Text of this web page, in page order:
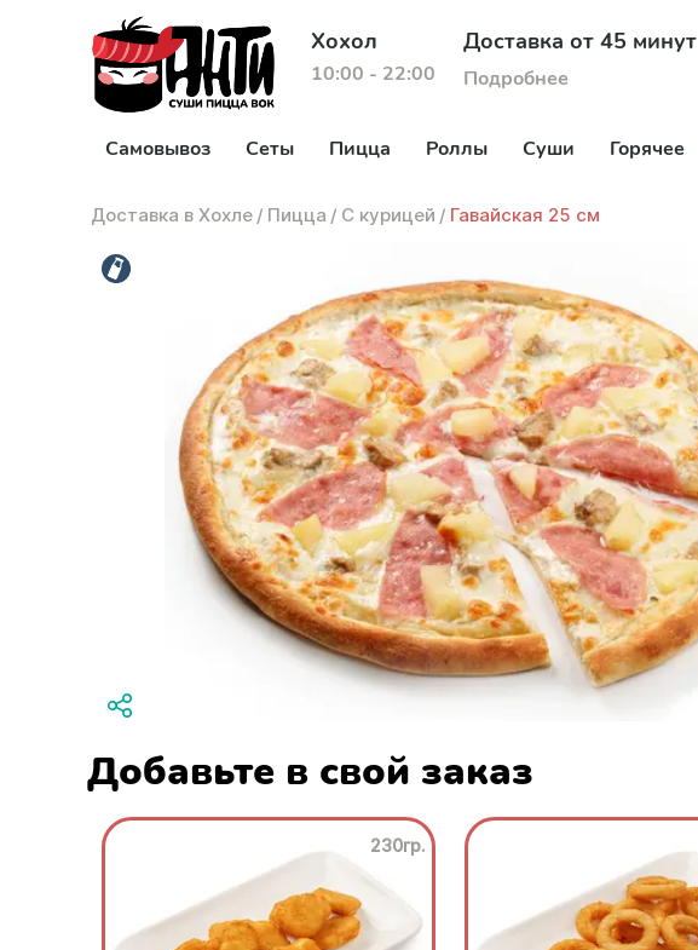
Хохол
10:00 - 22:00
Доставка от 45 минут
Подробнее
Самовывоз Сеты Пицца Роллы Суши Горячее
Доставка в Хохле / Пицца / С курицей / Гавайская 25 см
Добавьте в свой заказ
230гр.